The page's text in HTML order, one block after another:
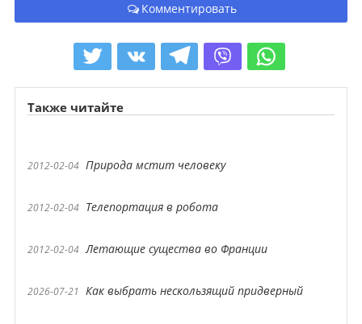
Комментировать
Также читайте
2012-02-04 Природа мстит человеку
2012-02-04 Телепортация в робота
2012-02-04 Летающие существа во Франции
2026-07-21 Как выбрать нескользящий придверный